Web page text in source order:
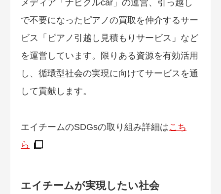
メディア「ナビクルcar」の運営、引っ越し
で不要になったピアノの買取を仲介するサー
ビス「ピアノ引越し見積もりサービス」など
を運営しています。限りある資源を有効活用
し、循環型社会の実現に向けてサービスを通
して貢献します。
エイチームのSDGsの取り組み詳細はこち
ら
エイチームが実現したい社会